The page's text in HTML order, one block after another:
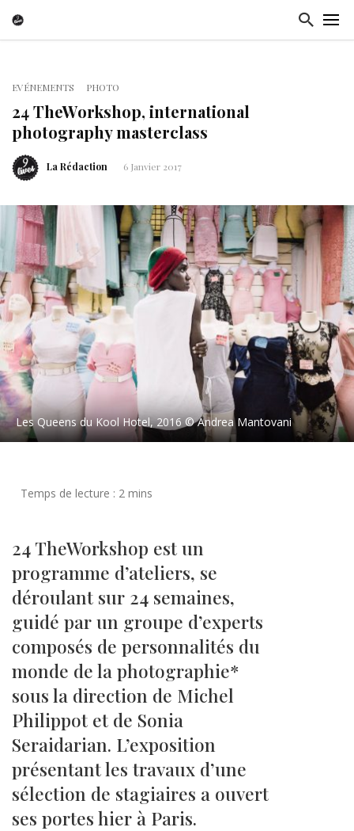
EVÉNEMENTS PHOTO
24 TheWorkshop, international
photography masterclass
La Rédaction 6 Janvier 2017
Les Queens du Kool Hotel, 2016 © Andrea Mantovani
24 TheWorkshop est un
programme d’ateliers, se
déroulant sur 24 semaines,
guidé par un groupe d’experts
composés de personnalités du
monde de la photographie*
sous la direction de Michel
Philippot et de Sonia
Seraidarian. L’exposition
présentant les travaux d’une
sélection de stagiaires a ouvert
ses portes hier à Paris.